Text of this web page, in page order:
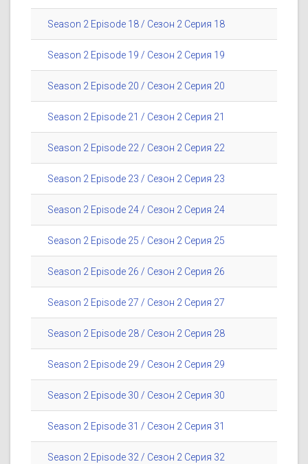
Season 2 Episode 18 / Сезон 2 Серия 18
Season 2 Episode 19 / Сезон 2 Серия 19
Season 2 Episode 20 / Сезон 2 Серия 20
Season 2 Episode 21 / Сезон 2 Серия 21
Season 2 Episode 22 / Сезон 2 Серия 22
Season 2 Episode 23 / Сезон 2 Серия 23
Season 2 Episode 24 / Сезон 2 Серия 24
Season 2 Episode 25 / Сезон 2 Серия 25
Season 2 Episode 26 / Сезон 2 Серия 26
Season 2 Episode 27 / Сезон 2 Серия 27
Season 2 Episode 28 / Сезон 2 Серия 28
Season 2 Episode 29 / Сезон 2 Серия 29
Season 2 Episode 30 / Сезон 2 Серия 30
Season 2 Episode 31 / Сезон 2 Серия 31
Season 2 Episode 32 / Сезон 2 Серия 32